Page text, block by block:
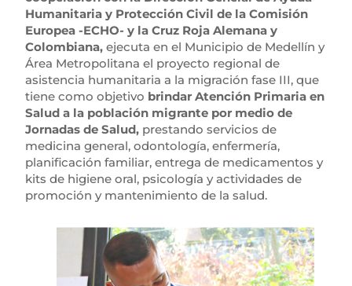
Humanitaria y Protección Civil de la Comisión
Europea -ECHO- y la Cruz Roja Alemana y
Colombiana, ejecuta en el Municipio de Medellín y
Área Metropolitana el proyecto regional de
asistencia humanitaria a la migración fase III, que
tiene como objetivo brindar Atención Primaria en
Salud a la población migrante por medio de
Jornadas de Salud, prestando servicios de
medicina general, odontología, enfermería,
planificación familiar, entrega de medicamentos y
kits de higiene oral, psicología y actividades de
promoción y mantenimiento de la salud.